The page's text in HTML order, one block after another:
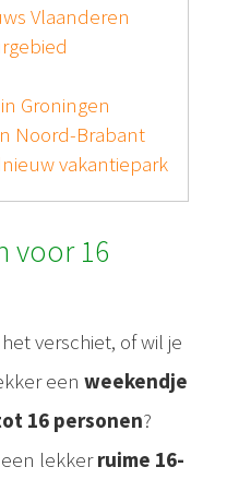
Vlaanderen
Groningen
Noord-Brabant
vakantiepark
voor 16
verschiet, of wil je
een weekendje
16 personen?
lekkerruime 16-